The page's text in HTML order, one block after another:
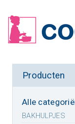
Producten
Alle
BAKHULPJES